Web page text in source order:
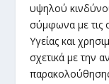
υψηλού
σύμφωνα με τις
Υγείας και
σχετικά με την